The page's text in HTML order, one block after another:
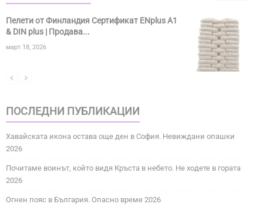
Пелети от Финландия Сертификат ENplus A1
& DIN plus | Продава...
март 18, 2026
ПОСЛЕДНИ ПУБЛИКАЦИИ
Хавайската икона остава още ден в София. Невиждани опашки
2026
Почитаме воинът, който видя Кръста в небето. Не ходете в гората
2026
Огнен пояс в България. Опасно време 2026